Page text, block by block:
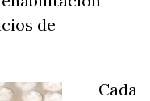
de
Cada